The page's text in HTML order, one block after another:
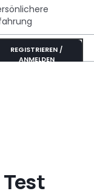
REGISTRIEREN /
ANMELDEN